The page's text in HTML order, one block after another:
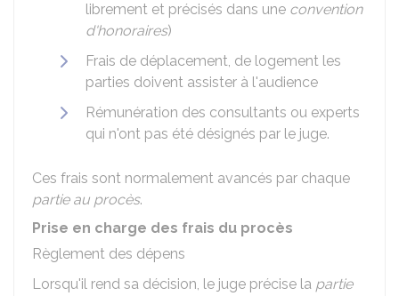
librement et précisés dans une convention
d'honoraires)
Frais de déplacement, de logement les
parties doivent assister à l'audience
Rémunération des consultants ou experts
qui n'ont pas été désignés par le juge.
Ces frais sont normalement avancés par chaque
partie au procès.
Prise en charge des frais du procès
Règlement des dépens
Lorsqu'il rend sa décision, le juge précise la partie